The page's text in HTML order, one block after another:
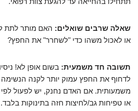
שאלה שרבים שואלים: האם מותר לתת
או לאכול משהו כדי "לשחרר" את החפץ?
תשובה חד משמעית: בשום אופן לא!
לדחוף את החפץ עמוק יותר לקנה
משמעותית. אם האדם נחנק, יש לפעול לפי
או טפיחות גב/לחיצות חזה בתינוקות בלבד.